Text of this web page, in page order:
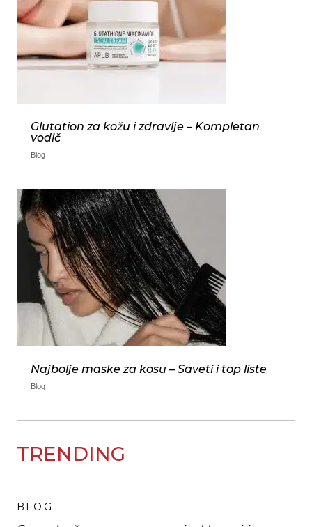
svakodnevno
održavanje, poput
šampona i regeneratora,
tako što se obezbeđuje
veća koncentracija
Glutation za kožu i zdravlje – Kompletan
vodič
Blog
Najbolje maske za kosu – Saveti i top liste
Blog
TRENDING
BLOG